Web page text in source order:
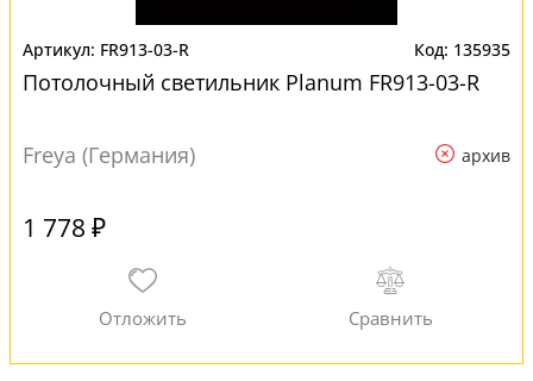
FR913-03-R 135935
Потолочный светильник Planum FR913-03-R
Freya (Германия) архив
1 778 ₽